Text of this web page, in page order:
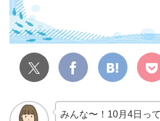
みんな〜！10月4日っ